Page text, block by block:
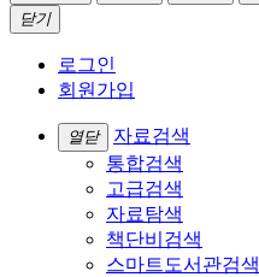
닫기
로그인
회원가입
열닫
자료검색
통합검색
고급검색
자료탐색
책단비검색
스마트도서관검색